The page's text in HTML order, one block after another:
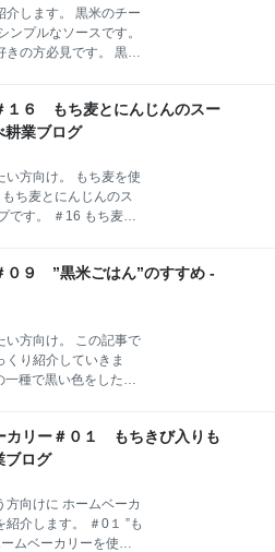
は粉を用意しなければ
で粉砕機をチェッ
選択、海外から送ら
したものが届くとの内
たのでどおなってん
が大幅に短縮されて
のに少々手
介します。 黒米のチー
ンプルなソースです。
きの方必見です。 黒米
稲の原種である古代米
シアニンの酸化防止
待できるものです。
したのでリンク紹介し
炊く ソースを作る前に
同様に炊飯器で炊くこ
米と同じです。 《黒米
．ソースをつくる 今
１６ もち麦とにんじんのスー
耕業ブログ
い方向け。 もち麦を使
ち麦とにんじんのス
です。 ＃16 もち麦と
．もち麦とにんじんの
にんじんとたまねぎと
ぎを使ったもち麦スー
維に加えてにんじんと
満点スープです。 今
ました。 《白たまね
につけておいてくださ
おくと便利です。 ＃１
ています。 i
０９ ”黒米ごはん”のすすめ -
い方向け。 この記事で
り紹介していきま
種で黒い色をしたお
6.終わりに １．ポリフ
種皮が特徴でポリフェ
のです。白米にまぜ
お祝い用の米に用い
果 ”長寿米”とも呼ばれ
り老化の原因となる
カリー＃０１ もちきび入りも
ブログ
向けに ホームベーカ
介します。 ＃0１ ”も
ムベーカリーを使っ